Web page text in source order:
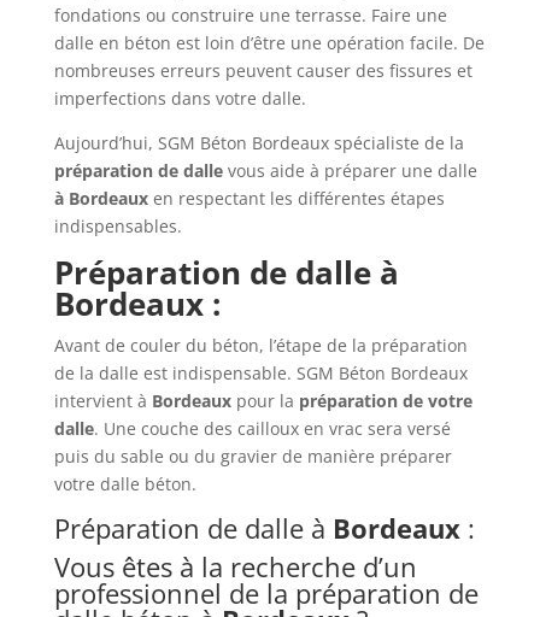
fondations ou construire une terrasse. Faire une
dalle en béton est loin d’être une opération facile. De
nombreuses erreurs peuvent causer des fissures et
imperfections dans votre dalle.
Aujourd’hui, SGM Béton Bordeaux spécialiste de la
préparation de dallevous aide à préparer une dalle
à Bordeauxen respectant les différentes étapes
indispensables.
Préparation de dalle à
Bordeaux :
Avant de couler du béton, l’étape de la préparation
de la dalle est indispensable. SGM Béton Bordeaux
intervient à Bordeauxpour la préparation de votre
dalle. Une couche des cailloux en vrac sera versé
puis du sable ou du gravier de manière préparer
votre dalle béton.
Préparation de dalle à Bordeaux:
Vous êtes à la recherche d’un
professionnel de la préparation de